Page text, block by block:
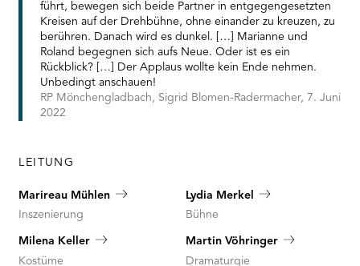
führt, bewegen sich beide Partner in entgegengesetzten
Kreisen auf der Drehbühne, ohne einander zu kreuzen, zu
berühren. Danach wird es dunkel. […] Marianne und
Roland begegnen sich aufs Neue. Oder ist es ein
Rückblick? […] Der Applaus wollte kein Ende nehmen.
Unbedingt anschauen!
RP Mönchengladbach, Sigrid Blomen-Radermacher, 7. Juni
2022
LEITUNG
Marireau Mühlen
Inszenierung
Lydia Merkel
Bühne
Milena Keller
Kostüme
Martin Vöhringer
Dramaturgie